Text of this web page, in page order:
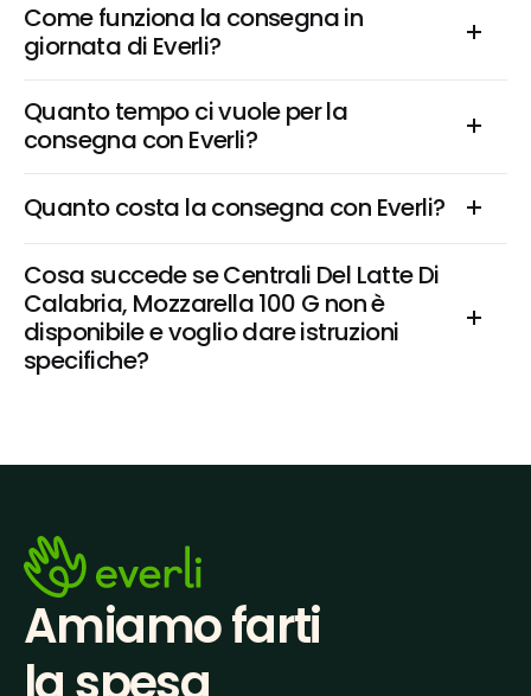
Come funziona la consegna in
giornata di Everli?
Quanto tempo ci vuole per la
consegna con Everli?
Quanto costa la consegna con Everli?
Cosa succede se Centrali Del Latte Di
Calabria, Mozzarella 100 G non è
disponibile e voglio dare istruzioni
specifiche?
Amiamo farti